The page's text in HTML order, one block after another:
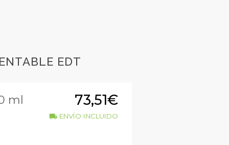
EDT
ml 73,51€
local_shipping ENVÍO INCLUIDO